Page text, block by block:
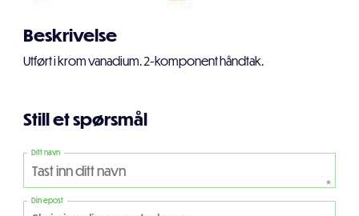
Beskrivelse
Utført i krom vanadium. 2-komponent håndtak.
Still et spørsmål
Ditt navn
*
Din epost